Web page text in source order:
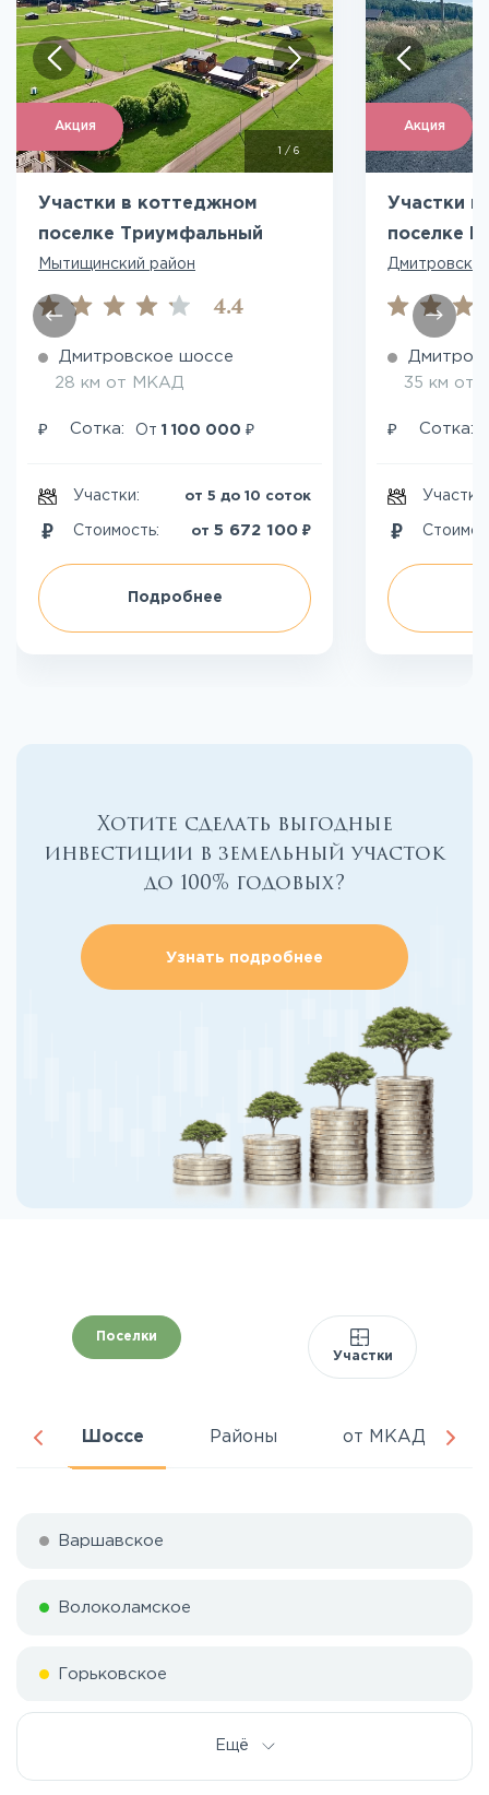
Акция
1 / 6
Участки в коттеджном
поселке Триумфальный
Мытищинский район
4.4
Дмитровское шоссе
28 км от МКАД
₽ Сотка: От 1 100 000 ₽
Участки: от 5 до 10 соток
Стоимость: от 5 672 100 ₽
Подробнее
Акция
Участки
поселке
35 км от
₽ Сотка:
Участки:
Хотите сделать выгодные
инвестиции в земельный участок
до 100% годовых?
Узнать подробнее
Поселки
Участки
Шоссе Районы от МКАД
Варшавское
Волоколамское
Горьковское
Ещё